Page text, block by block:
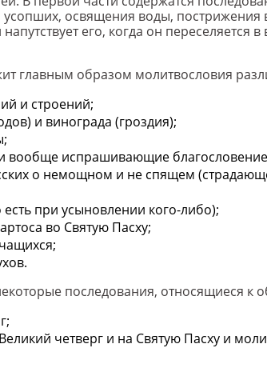
освящения воды,
его, когда он
главным образом молитвословия
и строений;
и винограда (гроздия);
вообще испрашивающие
о немощном и не спящем
при усыновлении кого-либо);
во Святую Пасху;
последования, относящиеся к
четверг и на Святую Пасху и